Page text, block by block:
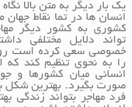
یک بار دیگر به متن بالا
انسان ها در تما نقاط
کشوری به کشور دیگر
تواند دلایل مختلفی
خصوصی سعی کرده است
را به نحوی تنظیم کند که
انسانی میان کشورها و
صورت بگیرد. بهترین شکل
فرد مهاجر بتواند زندگی